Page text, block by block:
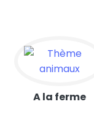
A la ferme